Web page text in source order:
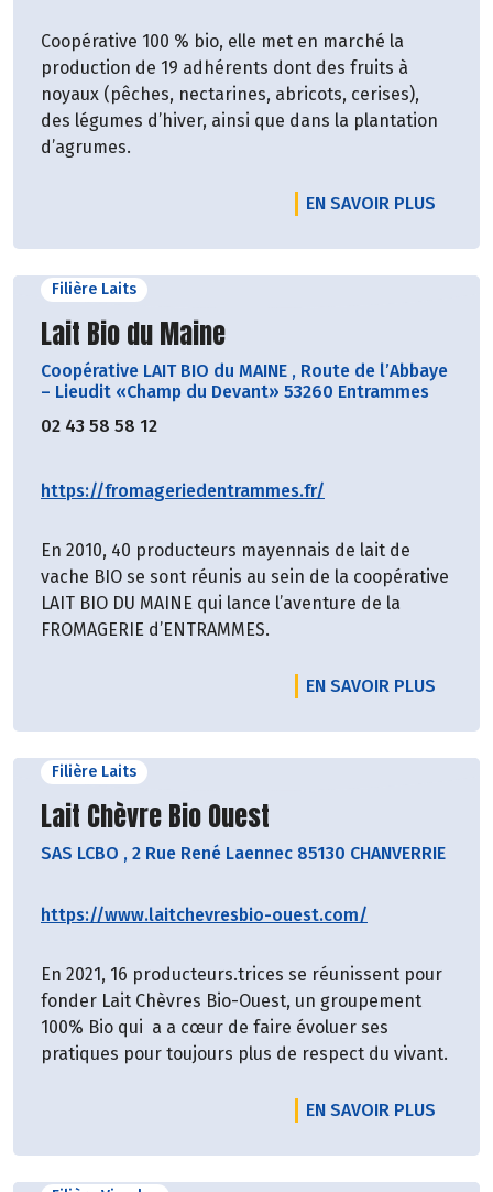
Coopérative 100 % bio, elle met en marché la
production de 19 adhérents dont des fruits à
noyaux (pêches, nectarines, abricots, cerises),
des légumes d’hiver, ainsi que dans la plantation
d’agrumes.
EN SAVOIR PLUS
Filière Laits
Découvrir le producteur
Lait Bio du Maine
Coopérative LAIT BIO du MAINE , Route de l’Abbaye
– Lieudit «Champ du Devant» 53260 Entrammes
02 43 58 58 12
https://fromageriedentrammes.fr/
En 2010, 40 producteurs mayennais de lait de
vache BIO se sont réunis au sein de la coopérative
LAIT BIO DU MAINE qui lance l’aventure de la
FROMAGERIE d’ENTRAMMES.
EN SAVOIR PLUS
Filière Laits
Découvrir le producteur
Lait Chèvre Bio Ouest
SAS LCBO , 2 Rue René Laennec 85130 CHANVERRIE
https://www.laitchevresbio-ouest.com/
En 2021, 16 producteurs.trices se réunissent pour
fonder Lait Chèvres Bio-Ouest, un groupement
100% Bio qui a a cœur de faire évoluer ses
pratiques pour toujours plus de respect du vivant.
EN SAVOIR PLUS